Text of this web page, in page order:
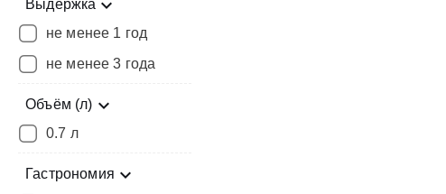
Выдержка
не менее 1 год
не менее 3 года
Объём (л)
0.7 л
Гастрономия